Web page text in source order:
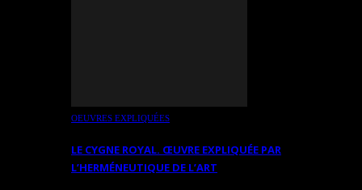
OEUVRES EXPLIQUÉES
LE CYGNE ROYAL. ŒUVRE EXPLIQUÉE PAR
L’HERMÉNEUTIQUE DE L’ART